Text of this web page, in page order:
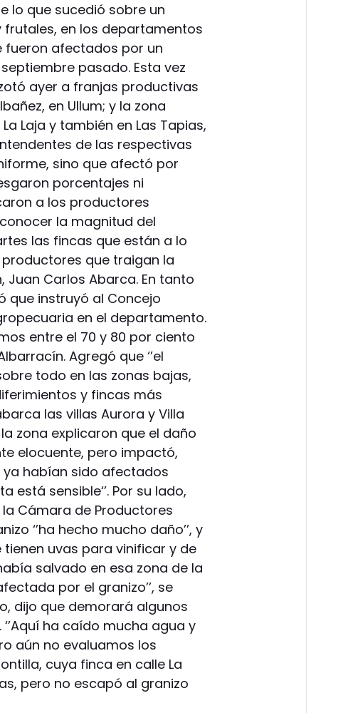
lo que sucedió sobre un
en los departamentos
fueron afectados por un
pasado. Esta vez
ayer a franjas productivas
en Ullum; y la zona
Laja y también en Las Tapias,
de las respectivas
sino que afectó por
porcentajes ni
a los productores
la magnitud del
las fincas que están a lo
productores que traigan la
Juan Carlos Abarca. En tanto
que instruyó al Concejo
en el departamento.
entre el 70 y 80 por ciento
Agregó que ‘’el
todo en las zonas bajas,
y fincas más
las villas Aurora y Villa
zona explicaron que el daño
elocuente, pero impactó,
habían sido afectados
está sensible‘’. Por su lado,
Cámara de Productores
‘’ha hecho mucho daño’’, y
uvas para vinificar y de
salvado en esa zona de la
por el granizo’’, se
dijo que demorará algunos
ha caído mucha agua y
aún no evaluamos los
cuya finca en calle La
pero no escapó al granizo